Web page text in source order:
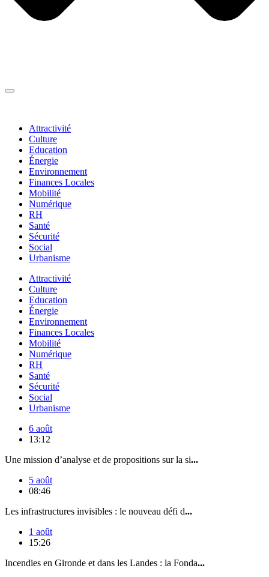
Attractivité
Culture
Education
Énergie
Environnement
Finances Locales
Mobilité
Numérique
RH
Santé
Sécurité
Social
Urbanisme
Attractivité
Culture
Education
Énergie
Environnement
Finances Locales
Mobilité
Numérique
RH
Santé
Sécurité
Social
Urbanisme
6 août
13:12
Une mission d’analyse et de propositions sur la si...
5 août
08:46
Les infrastructures invisibles : le nouveau défi d...
1 août
15:26
Incendies en Gironde et dans les Landes : la Fonda...